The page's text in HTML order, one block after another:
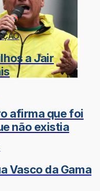
a Jair
afirma que foi
não existia
Vasco da Gama